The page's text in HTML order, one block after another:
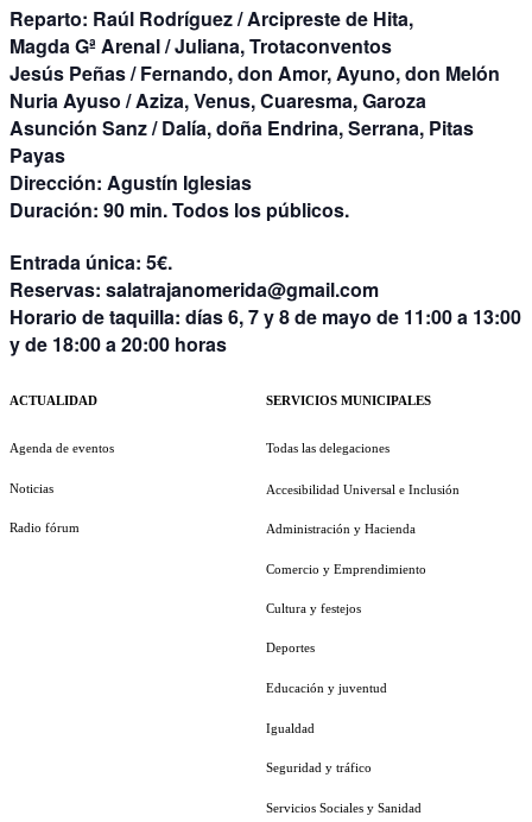
Reparto: Raúl Rodríguez / Arcipreste de Hita,
Magda Gª Arenal / Juliana, Trotaconventos
Jesús Peñas / Fernando, don Amor, Ayuno, don Melón
Nuria Ayuso / Aziza, Venus, Cuaresma, Garoza
Asunción Sanz / Dalía, doña Endrina, Serrana, Pitas
Payas
Dirección: Agustín Iglesias
Duración: 90 min. Todos los públicos.
Entrada única: 5€.
Reservas: salatrajanomerida@gmail.com
Horario de taquilla: días 6, 7 y 8 de mayo de 11:00 a 13:00
y de 18:00 a 20:00 horas
ACTUALIDAD
Agenda de eventos
Noticias
Radio fórum
SERVICIOS MUNICIPALES
Todas las delegaciones
Accesibilidad Universal e Inclusión
Administración y Hacienda
Comercio y Emprendimiento
Cultura y festejos
Deportes
Educación y juventud
Igualdad
Seguridad y tráfico
Servicios Sociales y Sanidad